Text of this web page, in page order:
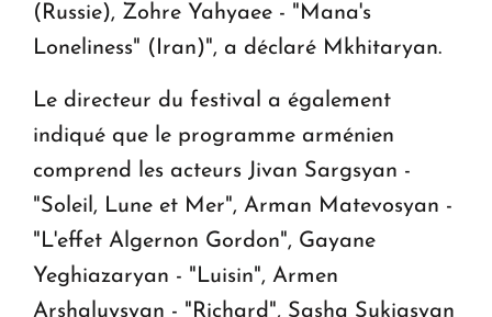
(Russie), Zohre Yahyaee - "Mana's
Loneliness" (Iran)", a déclaré Mkhitaryan.
Le directeur du festival a également
indiqué que le programme arménien
comprend les acteurs Jivan Sargsyan -
"Soleil, Lune et Mer", Arman Matevosyan -
"L'effet Algernon Gordon", Gayane
Yeghiazaryan - "Luisin", Armen
Arshaluysyan - "Richard", Sasha Sukiasyan